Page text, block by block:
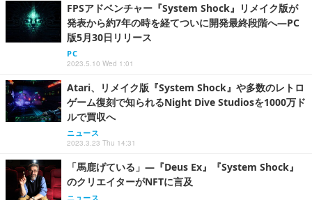
FPSアドベンチャー『System Shock』リメイク版が
発表から約7年の時を経てついに開発最終段階へ―PC
版5月30日リリース
PC
2023.5.10 Wed 1:01
Atari、リメイク版『System Shock』や多数のレトロ
ゲーム復刻で知られるNight Dive Studiosを1000万ド
ルで買収へ
ニュース
2023.3.23 Thu 14:31
「馬鹿げている」―『Deus Ex』『System Shock』
のクリエイターがNFTに言及
ニュース